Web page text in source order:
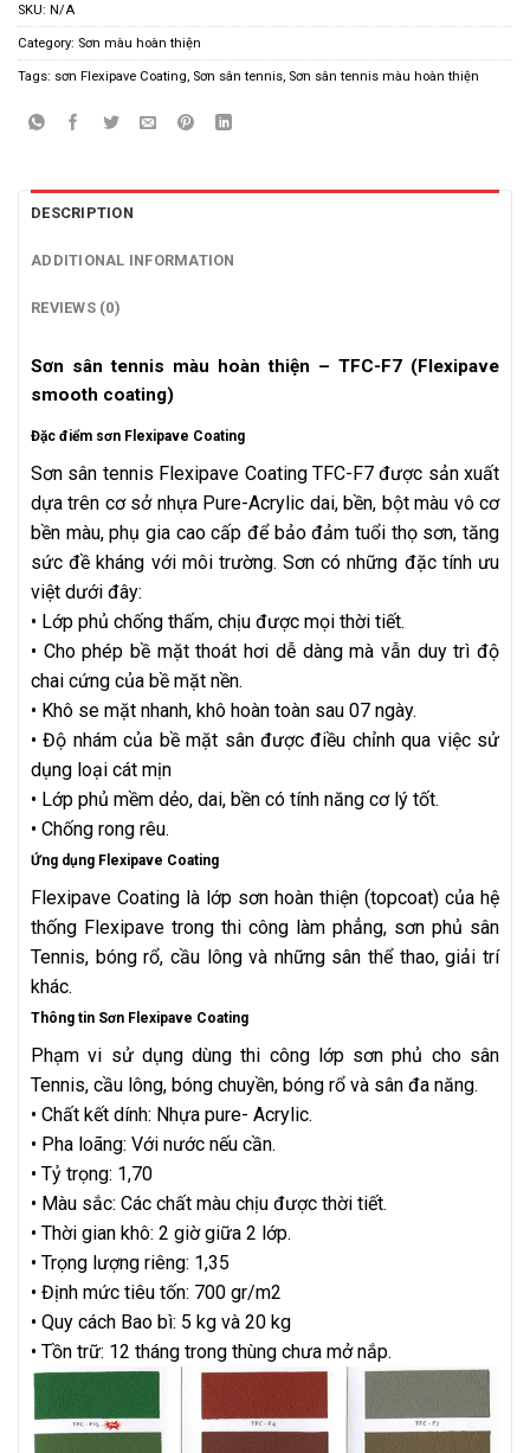
SKU: N/A
Category: Sơn màu hoàn thiện
Tags: sơn Flexipave Coating, Sơn sân tennis, Sơn sân tennis màu hoàn thiện
DESCRIPTION
ADDITIONAL INFORMATION
REVIEWS (0)
Sơn sân tennis màu hoàn thiện – TFC-F7 (Flexipave
smooth coating)
Đặc điểm sơn Flexipave Coating
Sơn sân tennis Flexipave Coating TFC-F7 được sản xuất
dựa trên cơ sở nhựa Pure-Acrylic dai, bền, bột màu vô cơ
bền màu, phụ gia cao cấp để bảo đảm tuổi thọ sơn, tăng
sức đề kháng với môi trường. Sơn có những đặc tính ưu
việt dưới đây:
• Lớp phủ chống thấm, chịu được mọi thời tiết.
• Cho phép bề mặt thoát hơi dễ dàng mà vẫn duy trì độ
chai cứng của bề mặt nền.
• Khô se mặt nhanh, khô hoàn toàn sau 07 ngày.
• Độ nhám của bề mặt sân được điều chỉnh qua việc sử
dụng loại cát mịn
• Lớp phủ mềm dẻo, dai, bền có tính năng cơ lý tốt.
• Chống rong rêu.
Ứng dụng Flexipave Coating
Flexipave Coating là lớp sơn hoàn thiện (topcoat) của hệ
thống Flexipave trong thi công làm phẳng, sơn phủ sân
Tennis, bóng rổ, cầu lông và những sân thể thao, giải trí
khác.
Thông tin Sơn Flexipave Coating
Phạm vi sử dụng dùng thi công lớp sơn phủ cho sân
Tennis, cầu lông, bóng chuyền, bóng rổ và sân đa năng.
• Chất kết dính: Nhựa pure- Acrylic.
• Pha loãng: Với nước nếu cần.
• Tỷ trọng: 1,70
• Màu sắc: Các chất màu chịu được thời tiết.
• Thời gian khô: 2 giờ giữa 2 lớp.
• Trọng lượng riêng: 1,35
• Định mức tiêu tốn: 700 gr/m2
• Quy cách Bao bì: 5 kg và 20 kg
• Tồn trữ: 12 tháng trong thùng chưa mở nắp.